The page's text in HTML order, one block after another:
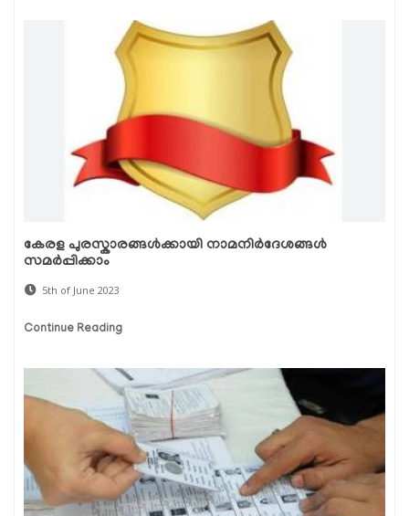
കേരള പുരസ്കാരങ്ങൾക്കായി നാമനിർദേശങ്ങൾ
സമർപ്പിക്കാം
5th of June 2023
Continue Reading